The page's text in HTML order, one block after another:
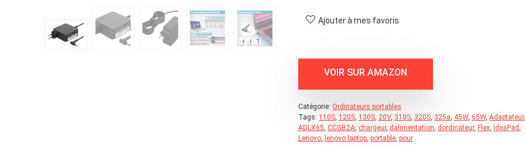
Ajouter à mes favoris
Catégorie: Ordinateurs portables
Tags: 110S, 120S, 130S, 20V, 310S, 320S, 325a, 45W, 65W, Adaptateur,
ADLX65, CCGB2A, chargeur, dalimentation, dordinateur, Flex, IdeaPad,
Lenovo, lenovo laptop, portable, pour